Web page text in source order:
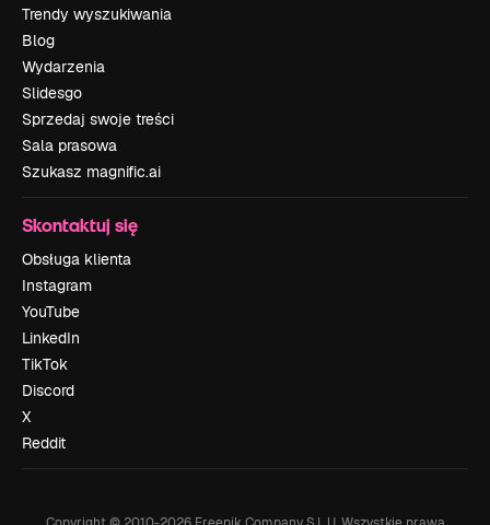
Trendy wyszukiwania
Blog
Wydarzenia
Slidesgo
Sprzedaj swoje treści
Sala prasowa
Szukasz magnific.ai
Skontaktuj się
Obsługa klienta
Instagram
YouTube
LinkedIn
TikTok
Discord
X
Reddit